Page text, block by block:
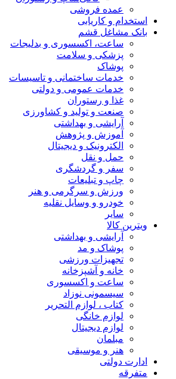
عمده فروشی
استخدام و کاریابی
بانک مشاغل قشم
ساعت، اکسسوری و بدلیجات
پزشکی و سلامت
پوشاک
خدمات ساختمانی و تاسیسات
خدمات عمومی و دولتی
غذا و رستوران
صنعت و تولید و کشاورزی
آرایشی و بهداشتی
آموزش و پژوهش
الکترونیک و دیجیتال
حمل و نقل
سفر و گردشگری
چاپ و تبلیعات
ورزش و سرگرمی و هنر
خودرو و وسایل نقلیه
سایر
ویترین کالا
آرایشی و بهداشتی
پوشاک و مد
تجهیزات ورزشی
خانه و آشپزخانه
ساعت و اکسسوری
سیسمونی نوزاد
کتاب ، لوازم التحریر
لوازم خانگی
لوازم دیجیتال
مبلمان
هنر و موسیقی
ادارت دولتی
متفرقه